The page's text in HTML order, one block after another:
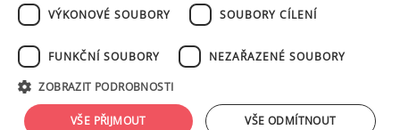
PODMÍNKY UŽITÍ ZÁSADY OCHRANY OSOBNÍCH ÚDAJŮ
NASTAVENÍ COOKIES
tohoto serveru je bez písemného souhlasu provozovatele zakázáno.
Design: Eva Roverová
VÝKONOVÉ SOUBORY SOUBORY CÍLENÍ
FUNKČNÍ SOUBORY NEZAŘAZENÉ SOUBORY
ZOBRAZIT PODROBNOSTI
VŠE PŘIJMOUT VŠE ODMÍTNOUT